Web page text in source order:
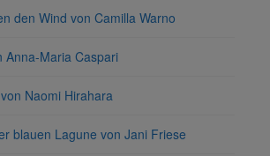
den Wind von Camilla Warno
Anna-Maria Caspari
Naomi Hirahara
blauen Lagune von Jani Friese